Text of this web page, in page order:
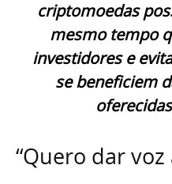
criptomoedas
mesmo tempo
investidores e
se beneficiem
“Quero dar voz